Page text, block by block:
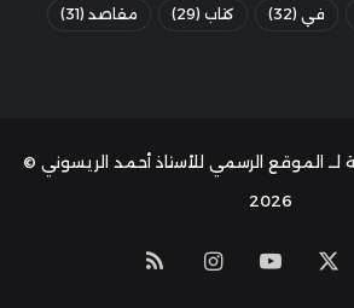
في (32) كتاب (29) مقاصد (31)
الموقع الرسمي للأستاذ أحمد الريسوني ©
2026
‫YouTubeانستقرامملخص